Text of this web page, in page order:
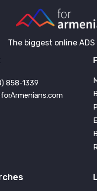
The biggest online
858-1339